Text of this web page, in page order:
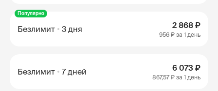
Популярно
Безлимит 3 дня 2 868 ₽
956 ₽ за 1 день
Безлимит 7 дней 6 073 ₽
867,57 ₽ за 1 день